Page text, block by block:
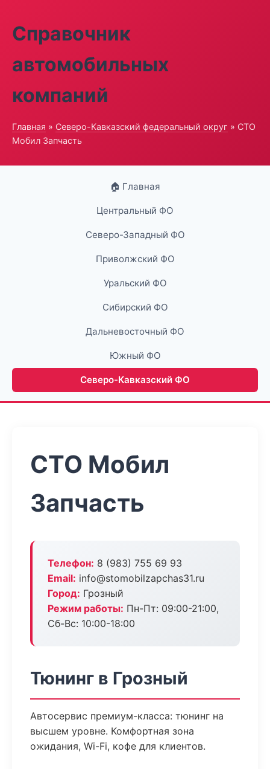
Справочник
автомобильных
компаний
Главная » Северо-Кавказский федеральный округ » СТО
Мобил Запчасть
🏠 Главная
Центральный ФО
Северо-Западный ФО
Приволжский ФО
Уральский ФО
Сибирский ФО
Дальневосточный ФО
Южный ФО
Северо-Кавказский ФО
СТО Мобил
Запчасть
Телефон: 8 (983) 755 69 93
Email: info@stomobilzapchas31.ru
Город: Грозный
Режим работы: Пн-Пт: 09:00-21:00,
Сб-Вс: 10:00-18:00
Тюнинг в Грозный
Автосервис премиум-класса: тюнинг на
высшем уровне. Комфортная зона
ожидания, Wi-Fi, кофе для клиентов.